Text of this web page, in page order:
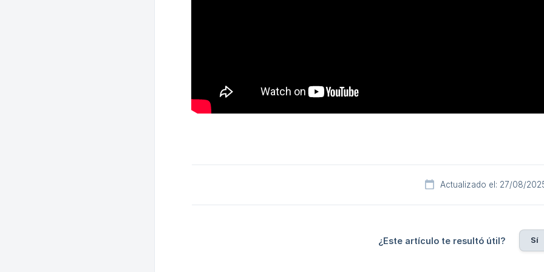
Actualizado el: 27/08/
¿Este artículo te resultó útil? Sí